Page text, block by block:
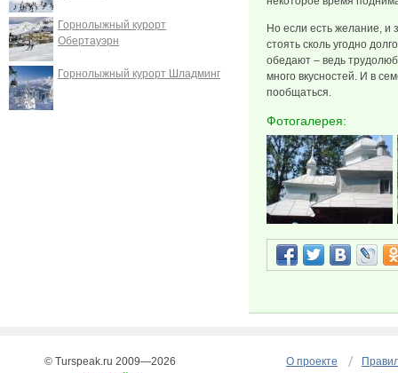
Но если есть желание, и
стоять сколь угодно
обедают – ведь
много вкусностей. И в
пообщаться.
Фотогалерея:
Горнолыжный курорт
Обертауэрн
Горнолыжный курорт Шладминг
О проекте
© Turspeak.ru 2009—2026